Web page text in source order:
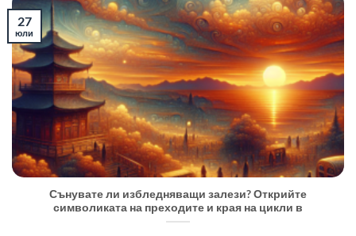
Сънувате ли избледняващи залези? Открийте
символиката на преходите и края на цикли в
27
юли